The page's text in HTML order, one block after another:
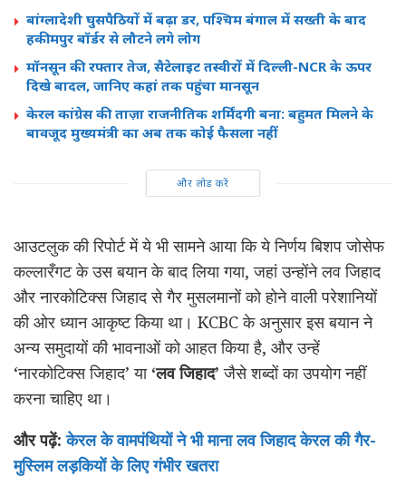
बांग्लादेशी घुसपैठियों में बढ़ा डर, पश्चिम बंगाल में सख्ती के बाद
हकीमपुर बॉर्डर से लौटने लगे लोग
मॉनसून की रफ्तार तेज, सैटेलाइट तस्वीरों में दिल्ली-NCR के ऊपर
दिखे बादल, जानिए कहां तक पहुंचा मानसून
केरल कांग्रेस की ताज़ा राजनीतिक शर्मिंदगी बना: बहुमत मिलने के
बावजूद मुख्यमंत्री का अब तक कोई फैसला नहीं
और लोड करें
आउटलुक की रिपोर्ट में ये भी सामने आया कि ये निर्णय बिशप जोसेफ
कल्लारँगट के उस बयान के बाद लिया गया, जहां उन्होंने लव जिहाद
और नारकोटिक्स जिहाद से गैर मुसलमानों को होने वाली परेशानियों
की ओर ध्यान आकृष्ट किया था। KCBC के अनुसार इस बयान ने
अन्य समुदायों की भावनाओं को आहत किया है, और उन्हें
‘नारकोटिक्स जिहाद’ या ‘लव जिहाद’ जैसे शब्दों का उपयोग नहीं
करना चाहिए था।
और पढ़ें:केरल के वामपंथियों ने भी माना लव जिहाद केरल की गैर-
मुस्लिम लड़कियों के लिए गंभीर खतरा